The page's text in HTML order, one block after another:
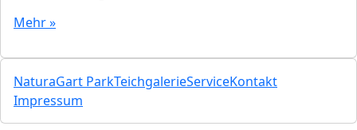
Mehr »
NaturaGart ParkTeichgalerieServiceKontakt
Impressum